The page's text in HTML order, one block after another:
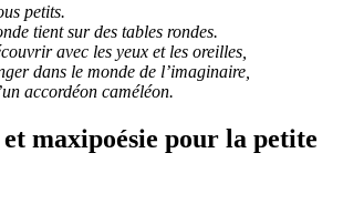
petits.
tient sur des tables rondes.
avec les yeux et les oreilles,
dans le monde de l’imaginaire,
accordéon caméléon.
maxipoésie pour la petite